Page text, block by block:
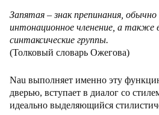
Запятая – знак препинания,
интонационное членение, а также
синтаксические группы.
(Толковый словарь Ожегова)
Nau выполняет именно эту
дверью, вступает в диалог со
идеально выделяющийся